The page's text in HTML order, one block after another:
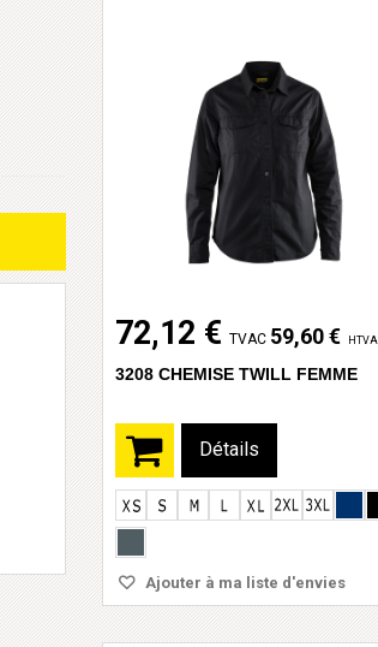
72,12 € TVAC 59,60 € HTVA
3208 CHEMISE TWILL FEMME
Détails
Ajouter à ma liste d'envies